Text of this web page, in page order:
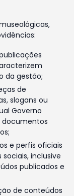
da gestão;
de
slogans ou
Governo
documentos
e perfis oficiais
inclusive
publicados e
de conteúdos